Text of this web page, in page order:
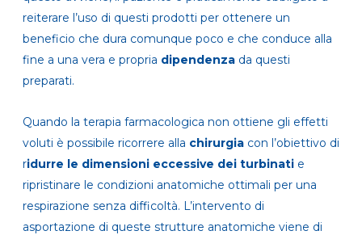
reiterare l’uso di questi prodotti per ottenere un
beneficio che dura comunque poco e che conduce alla
fine a una vera e propria dipendenza da questi
preparati.
Quando la terapia farmacologica non ottiene gli effetti
voluti è possibile ricorrere alla chirurgia con l’obiettivo di
ridurre le dimensioni eccessive dei turbinati e
ripristinare le condizioni anatomiche ottimali per una
respirazione senza difficoltà. L’intervento di
asportazione di queste strutture anatomiche viene di